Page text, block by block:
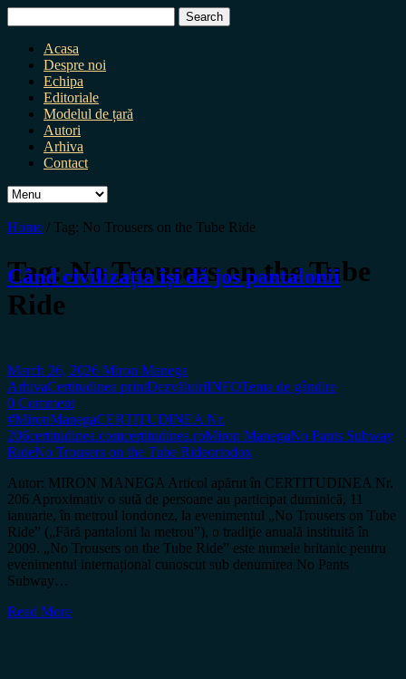
for:
Acasa
Despre noi
Echipa
Editoriale
Modelul de țară
Autori
Arhiva
Contact
Home / Tag: No Trousers on the Tube Ride
Tag:No Trousers on the Tube
Ride
Când civilizația își dă jos pantalonii
March 26, 2026 Miron Manega
ArhivaCertitudinea printDezvăluiriINFOTema de gândire
0 Comment
#MironManegaCERTITUDINEA Nr.
206certitudinea.comcertitudinea.roMiron ManegaNo Pants Subway
RideNo Trousers on the Tube Rideortodox
Autor: MIRON MANEGA Articol apărut în CERTITUDINEA Nr.
206 Aproximativ o sută de persoane au participat duminică, 11
ianuarie, în metroul londonez, la evenimentul „No Trousers on Tube
Ride” („Fără pantaloni la metrou”), o tradiţie anuală instituită în
2009. „No Trousers on the Tube Ride” este numele britanic pentru
evenimentul internațional cunoscut sub denumirea No Pants
Subway…
Read More